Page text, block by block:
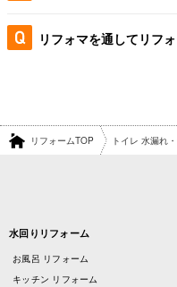
リフォマを通してリフ
リフォームTOP トイレ 水漏れ
水回りリフォーム
お風呂 リフォーム
キッチン リフォーム